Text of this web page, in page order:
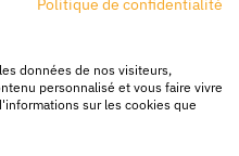
les
sur toutes les
la
données de nos visiteurs,
personnalisé et vous faire vivre
sur les cookies que